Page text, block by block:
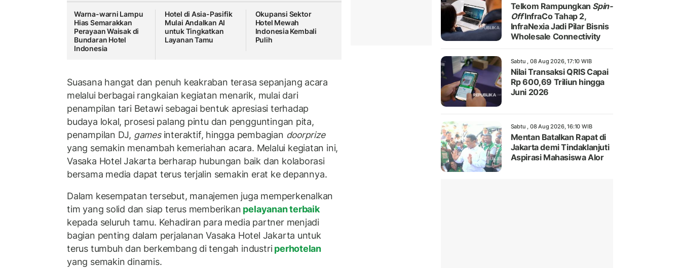
Warna-warni Lampu
Hias Semarakkan
Perayaan Waisak di
Bundaran Hotel
Indonesia
Hotel di Asia-Pasifik
Mulai Andalkan AI
untuk Tingkatkan
Layanan Tamu
Okupansi Sektor
Hotel Mewah
Indonesia Kembali
Pulih
Suasana hangat dan penuh keakraban terasa sepanjang acara
melalui berbagai rangkaian kegiatan menarik, mulai dari
penampilan tari Betawi sebagai bentuk apresiasi terhadap
budaya lokal, prosesi palang pintu dan pengguntingan pita,
penampilan DJ, gamesinteraktif, hingga pembagian doorprize
yang semakin menambah kemeriahan acara. Melalui kegiatan ini,
Vasaka Hotel Jakarta berharap hubungan baik dan kolaborasi
bersama media dapat terus terjalin semakin erat ke depannya.
Dalam kesempatan tersebut, manajemen juga memperkenalkan
tim yang solid dan siap terus memberikan pelayanan terbaik
kepada seluruh tamu. Kehadiran para media partner menjadi
bagian penting dalam perjalanan Vasaka Hotel Jakarta untuk
terus tumbuh dan berkembang di tengah industriperhotelan
yang semakin dinamis.
Telkom Rampungkan Spin-
OffInfraCo Tahap 2,
InfraNexia Jadi Pilar Bisnis
Wholesale Connectivity
Sabtu , 08 Aug 2026, 17:10 WIB
Nilai Transaksi QRIS Capai
Rp 600,69 Triliun hingga
Juni 2026
Sabtu , 08 Aug 2026, 16:10 WIB
Mentan Batalkan Rapat di
Jakarta demi Tindaklanjuti
Aspirasi Mahasiswa Alor